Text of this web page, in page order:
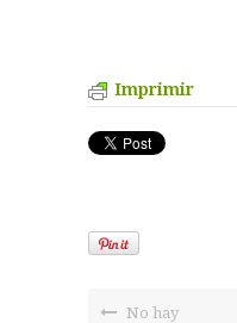
Imprimir
No hay